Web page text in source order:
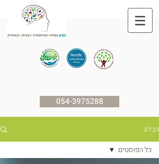
054-3975288
הבלוג
כל הפוסטים